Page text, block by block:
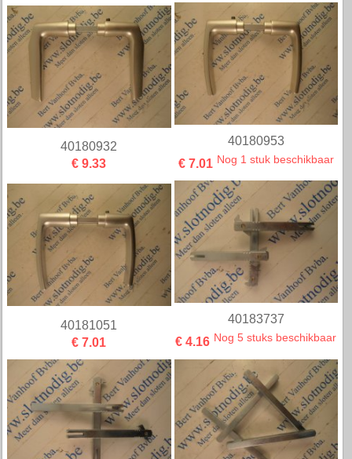
40180932
€ 9.33
40180953
€ 7.01 Nog 1 stuk beschikbaar
40181051
€ 7.01
40183737
€ 4.16 Nog 5 stuks beschikbaar